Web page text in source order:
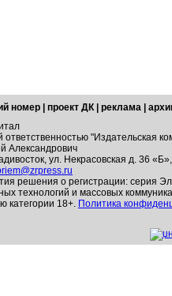
номер проект ДК реклама
"Издательская
Александрович
ул. Некрасовская д. 36
решения о регистрации: серия
технологий и массовых
категории 18+. Политика